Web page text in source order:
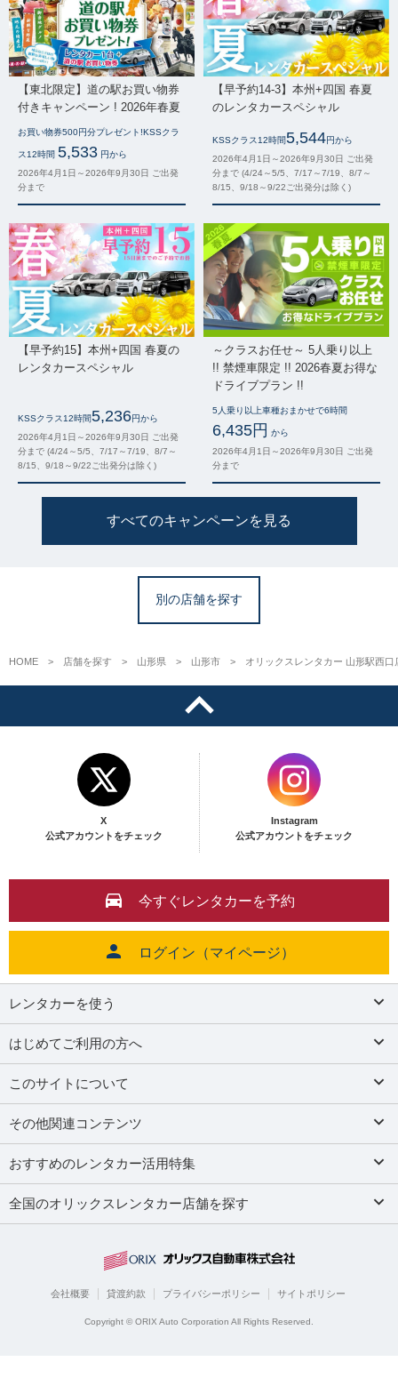
【東北限定】道の駅お買い物券
付きキャンペーン ! 2026年春夏
お買い物券500円分プレゼント!KSSクラ
ス12時間 5,533 円から
2026年4月1日～2026年9月30日 ご出発
分まで
【早予約14-3】本州+四国 春夏
のレンタカースペシャル
KSSクラス12時間5,544円から
2026年4月1日～2026年9月30日 ご出発
分まで (4/24～5/5、7/17～7/19、8/7～
8/15、9/18～9/22ご出発分は除く)
【早予約15】本州+四国 春夏の
レンタカースペシャル
KSSクラス12時間5,236円から
2026年4月1日～2026年9月30日 ご出発
分まで (4/24～5/5、7/17～7/19、8/7～
8/15、9/18～9/22ご出発分は除く)
～クラスお任せ～ 5人乗り以上
!! 禁煙車限定 !! 2026春夏お得な
ドライブプラン !!
5人乗り以上車種おまかせで6時間
6,435円 から
2026年4月1日～2026年9月30日 ご出発
分まで
すべてのキャンペーンを見る
別の店舗を探す
HOME 店舗を探す 山形県 山形市 オリックスレンタカー 山形駅西口
X
公式アカウントをチェック
Instagram
公式アカウントをチェック
今すぐレンタカーを予約
ログイン（マイページ）
レンタカーを使う
はじめてご利用の方へ
このサイトについて
その他関連コンテンツ
おすすめのレンタカー活用特集
全国のオリックスレンタカー店舗を探す
会社概要 貸渡約款 プライバシーポリシー サイトポリシー
Copyright © ORIX Auto Corporation All Rights Reserved.